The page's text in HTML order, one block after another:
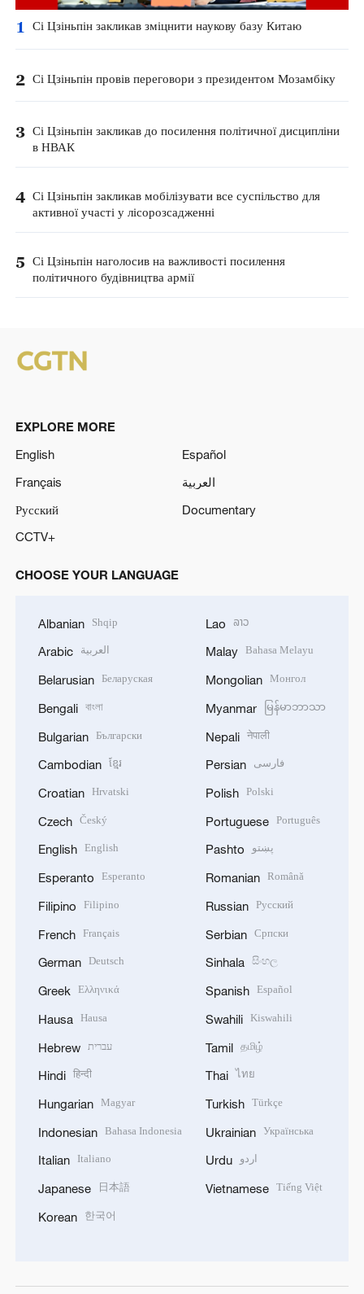
1 Сі Цзіньпін закликав зміцнити наукову базу Китаю
2 Сі Цзіньпін провів переговори з президентом Мозамбіку
3 Сі Цзіньпін закликав до посилення політичної дисципліни
в НВАК
4 Сі Цзіньпін закликав мобілізувати все суспільство для
активної участі у лісорозсадженні
5 Сі Цзіньпін наголосив на важливості посилення
політичного будівництва армії
EXPLORE MORE
English
Español
Français
العربية
Русский
Documentary
CCTV+
CHOOSE YOUR LANGUAGE
Albanian Shqip
Arabic العربية
Belarusian Беларуская
Bengali বাংলা
Bulgarian Български
Cambodian ខ្មែរ
Croatian Hrvatski
Czech Český
English English
Esperanto Esperanto
Filipino Filipino
French Français
German Deutsch
Greek Ελληνικά
Hausa Hausa
Hebrew עברית
Hindi हिन्दी
Hungarian Magyar
Indonesian Bahasa Indonesia
Italian Italiano
Japanese 日本語
Korean 한국어
Lao ລາວ
Malay Bahasa Melayu
Mongolian Монгол
Myanmar မြန်မာဘာသာ
Nepali नेपाली
Persian فارسی
Polish Polski
Portuguese Português
Pashto پښتو
Romanian Română
Russian Русский
Serbian Српски
Sinhala සිංහල
Spanish Español
Swahili Kiswahili
Tamil தமிழ்
Thai ไทย
Turkish Türkçe
Ukrainian Українська
Urdu اردو
Vietnamese Tiếng Việt